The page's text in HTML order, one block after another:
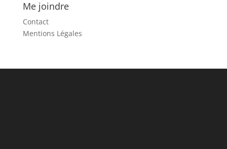
Me joindre
Contact
Mentions Légales